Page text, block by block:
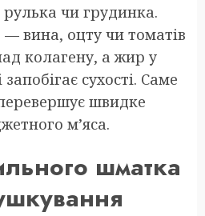
рулька чи грудинка.
вина, оцту чи томатів
колагену, а жир у
сухості. Саме
швидке
м’яса.
шматка